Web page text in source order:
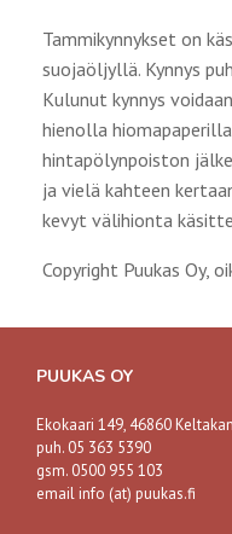
Tammikynnykset on
suojaöljyllä. Kynnys
Kulunut kynnys
hienolla
hintapölynpoiston
ja vielä kahteen
kevyt välihionta
Copyright Puukas Oy,
PUUKAS OY
Ekokaari 149, 46860
puh. 05 363 5390
gsm. 0500 955 103
email info (at) puukas.fi